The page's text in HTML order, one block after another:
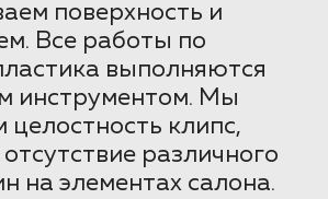
поверхность и
Все работы по
выполняются
инструментом. Мы
целостность клипс,
различного
на элементах салона.